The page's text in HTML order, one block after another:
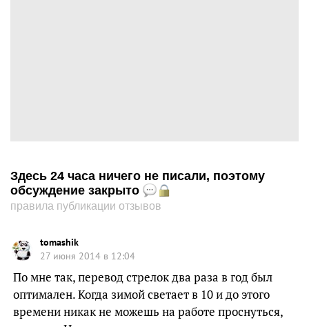
Здесь 24 часа ничего не писали, поэтому
обсуждение закрыто
правила публикации отзывов
tomashik
27 июня 2014 в 12:04
По мне так, перевод стрелок два раза в год был
оптимален. Когда зимой светает в 10 и до этого
времени никак не можешь на работе проснуться,